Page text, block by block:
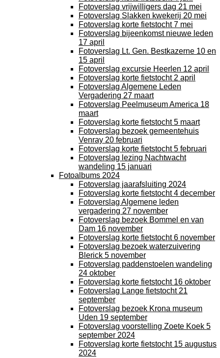
Fotoverslag vrijwilligers dag 21 mei
Fotoverslag Slakken kwekerij 20 mei
Fotoverslag korte fietstocht 7 mei
Fotoverslag bijeenkomst nieuwe leden
17 april
Fotoverslag Lt. Gen. Bestkazerne 10 en
15 april
Fotoverslag excursie Heerlen 12 april
Fotoverslag korte fietstocht 2 april
Fotoverslag Algemene Leden
Vergadering 27 maart
Fotoverslag Peelmuseum America 18
maart
Fotoverslag korte fietstocht 5 maart
Fotoverslag bezoek gemeentehuis
Venray 20 februari
Fotoverslag korte fietstocht 5 februari
Fotoverslag lezing Nachtwacht
wandeling 15 januari
Fotoalbums 2024
Fotoverslag jaarafsluiting 2024
Fotoverslag korte fietstocht 4 december
Fotoverslag Algemene leden
vergadering 27 november
Fotoverslag bezoek Bommel en van
Dam 16 november
Fotoverslag korte fietstocht 6 november
Fotoverslag bezoek waterzuivering
Blerick 5 november
Fotoverslag paddenstoelen wandeling
24 oktober
Fotoverslag korte fietstocht 16 oktober
Fotoverslag Lange fietstocht 21
september
Fotoverslag bezoek Krona museum
Uden 19 september
Fotoverslag voorstelling Zoete Koek 5
september 2024
Fotoverslag korte fietstocht 15 augustus
2024